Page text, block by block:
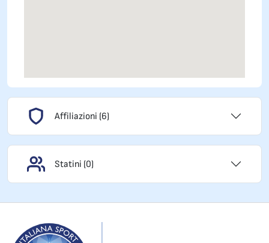
Affiliazioni (6)
Statini (0)